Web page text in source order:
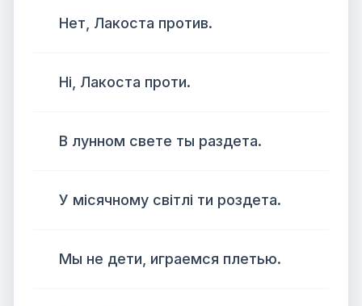
Нет, Лакоста против.
Ні, Лакоста проти.
В лунном свете ты рaздета.
У місячному світлі ти роздета.
Мы не дети, играемся плетью.